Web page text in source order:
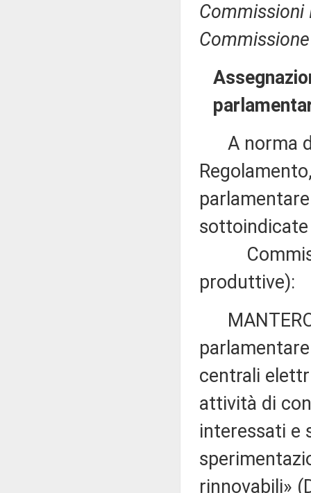
Commissioni
A norma
produttive):
centrali
attività di
interessati e
rinnovabili»